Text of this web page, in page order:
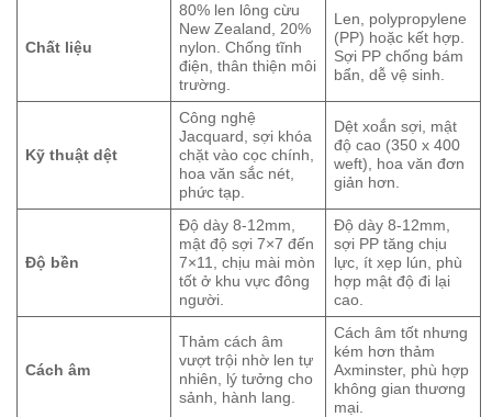
Chất liệu
80% len lông cừu
New Zealand, 20%
nylon. Chống tĩnh
điện, thân thiện môi
trường.
Len, polypropylene
(PP) hoặc kết hợp.
Sợi PP chống bám
bẩn, dễ vệ sinh.
Kỹ thuật dệt
Công nghệ
Jacquard, sợi khóa
chặt vào cọc chính,
hoa văn sắc nét,
phức tạp.
Dệt xoắn sợi, mật
độ cao (350 x 400
weft), hoa văn đơn
giản hơn.
Độ bền
Độ dày 8-12mm,
mật độ sợi 7×7 đến
7×11, chịu mài mòn
tốt ở khu vực đông
người.
Độ dày 8-12mm,
sợi PP tăng chịu
lực, ít xẹp lún, phù
hợp mật độ đi lại
cao.
Cách âm
Thảm cách âm
vượt trội nhờ len tự
nhiên, lý tưởng cho
sảnh, hành lang.
Cách âm tốt nhưng
kém hơn thảm
Axminster, phù hợp
không gian thương
mại.